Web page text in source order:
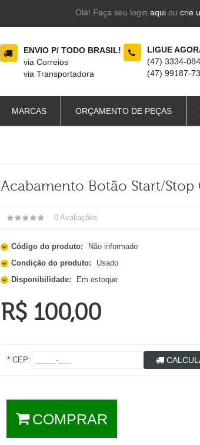
Olá! Faça seu login aquiou crie
ENVIO P/ TODO BRASIL!
via Correios
via Transportadora
LIGUE
(47) 3334-
(47) 99187-
MARCAS ORÇAMENTO DE PEÇAS
Acabamento Botão Start/stop
0 Avaliações
Código do produto:
Não informado
Condição do produto:
Usado
Disponibilidade:
Em estoque
R$ 100,00
*CEP:
COMPRAR